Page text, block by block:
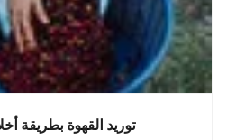
توريد القهوة بطريقة